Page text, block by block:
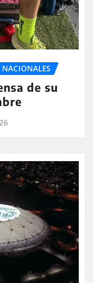
NACIONALES
de su